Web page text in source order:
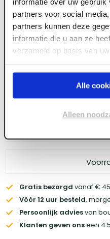
partners voor social
partners kunnen deze
informatie die u aan ze
verzameld op basis van
Alle
Alleen
Meld je aan of maak
te krijgen tot de
Log in
Wil je de scherpste prijs?
Gratis bezorgd vanaf €
Vóór 12 uur besteld,
Persoonlijk adviesvan
Klanten geven onseen